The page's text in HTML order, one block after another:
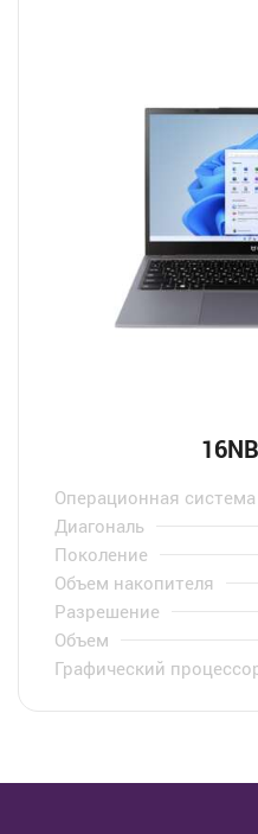
Операционная система
Диагональ
Поколение
Объем накопителя
Разрешение
Объем
Графический